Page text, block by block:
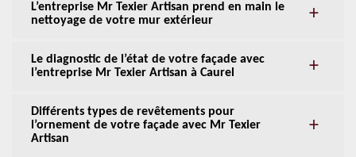
L’entreprise Mr Texier Artisan prend en main le
nettoyage de votre mur extérieur
Le diagnostic de l’état de votre façade avec
l’entreprise Mr Texier Artisan à Caurel
Différents types de revêtements pour
l’ornement de votre façade avec Mr Texier
Artisan